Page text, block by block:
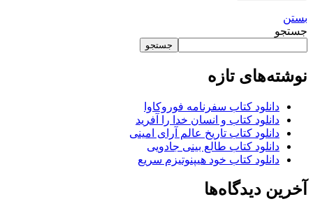
بستن
جستجو
جستجو
نوشته‌های تازه
دانلود کتاب سفرنامه فوروکاوا
دانلود کتاب و انسان خدا را آفرید
دانلود کتاب تاریخ عالم آرای امینی
دانلود کتاب طالع بینی جادویی
دانلود کتاب خود هیپنوتیزم سریع
آخرین دیدگاه‌ها